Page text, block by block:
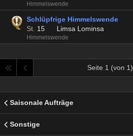
Himmelswende
Schlüpfrige Himmelswende
St. 15 Limsa Lominsa
Himmelswende
Seite 1 (von 1)
Saisonale Aufträge
Sonstige